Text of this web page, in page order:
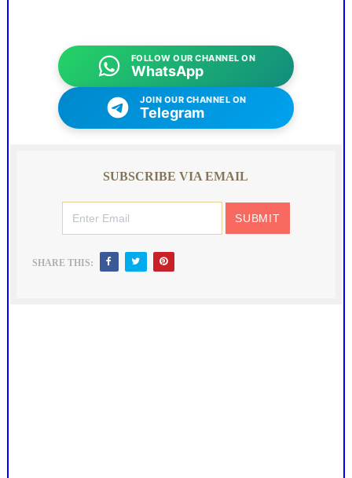
FOLLOW OUR CHANNEL ON
WhatsApp
JOIN OUR CHANNEL ON
Telegram
SUBSCRIBE VIA EMAIL
SHARE THIS: